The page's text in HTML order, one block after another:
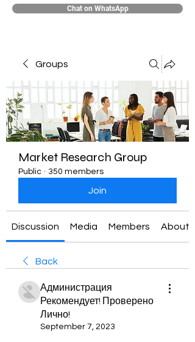
Chat on WhatsApp
Groups
Market Research Group
Public · 350 members
Join
Discussion Media Members About
Back
Администрация
Рекомендует! Проверено
Лично!
September 7, 2023